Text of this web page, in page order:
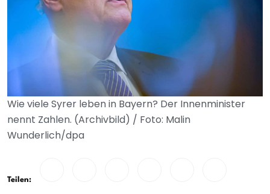
Wie viele Syrer leben in Bayern? Der Innenminister
nennt Zahlen. (Archivbild) / Foto: Malin
Wunderlich/dpa
Teilen: